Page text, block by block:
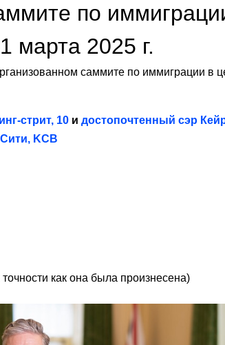
по
марта 2025 г.
саммите по иммиграции в
стрит, 10 и достопочтенный сэр
KCB
как она была произнесена)